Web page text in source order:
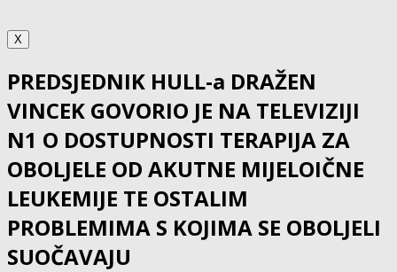
X
PREDSJEDNIK HULL-a DRAŽEN
VINCEK GOVORIO JE NA TELEVIZIJI
N1 O DOSTUPNOSTI TERAPIJA ZA
OBOLJELE OD AKUTNE MIJELOIČNE
LEUKEMIJE TE OSTALIM
PROBLEMIMA S KOJIMA SE OBOLJELI
SUOČAVAJU